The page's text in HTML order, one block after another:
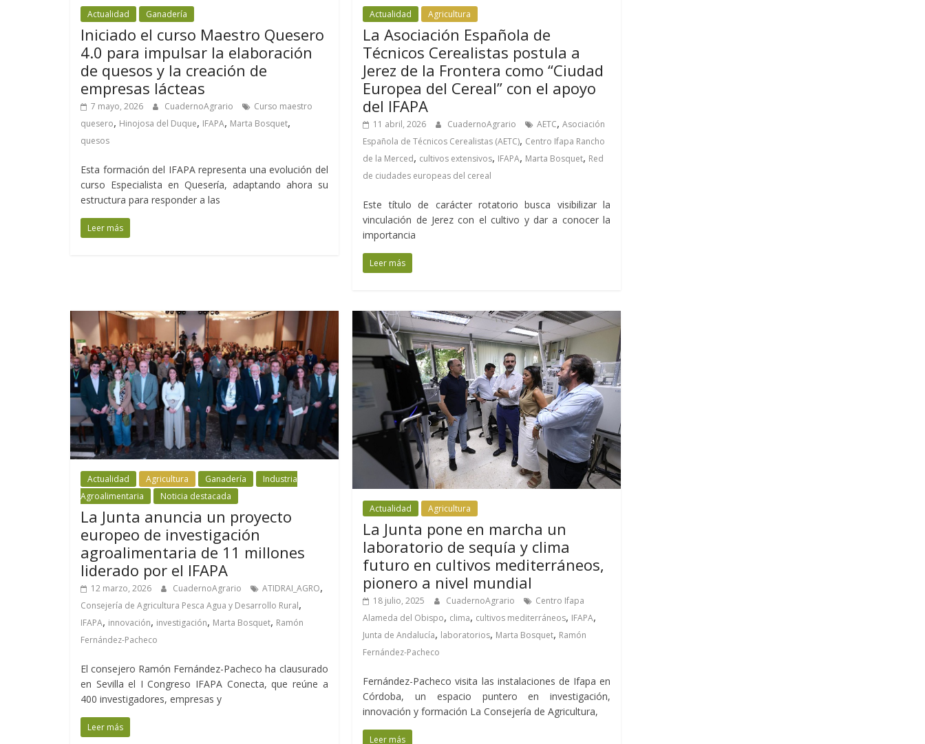
Actualidad Ganadería
Iniciado el curso Maestro Quesero
4.0 para impulsar la elaboración
de quesos y la creación de
empresas lácteas
7 mayo, 2026 CuadernoAgrario
Curso maestro
quesero, Hinojosa del Duque, IFAPA, Marta Bosquet,
quesos
Esta formación del IFAPA representa una evolución del
curso Especialista en Quesería, adaptando ahora su
estructura para responder a las
Leer más
Actualidad Agricultura
La Asociación Española de
Técnicos Cerealistas postula a
Jerez de la Frontera como “Ciudad
Europea del Cereal” con el apoyo
del IFAPA
11 abril, 2026 CuadernoAgrario AETC,Asociación
Española de Técnicos Cerealistas (AETC), Centro Ifapa Rancho
de la Merced, cultivos extensivos, IFAPA, Marta Bosquet, Red
de ciudades europeas del cereal
Este título de carácter rotatorio busca visibilizar la
vinculación de Jerez con el cultivo y dar a conocer la
importancia
Leer más
Actualidad Agricultura Ganadería
Industria
Agroalimentaria
Noticia destacada
La Junta anuncia un proyecto
europeo de investigación
agroalimentaria de 11 millones
liderado por el IFAPA
12 marzo, 2026 CuadernoAgrario ATIDRAI_AGRO,
Consejería de Agricultura Pesca Agua y Desarrollo Rural,
IFAPA, innovación, investigación, Marta Bosquet, Ramón
Fernández-Pacheco
El consejero Ramón Fernández-Pacheco ha clausurado
en Sevilla el I Congreso IFAPA Conecta, que reúne a
400 investigadores, empresas y
Leer más
Actualidad Agricultura
La Junta pone en marcha un
laboratorio de sequía y clima
futuro en cultivos mediterráneos,
pionero a nivel mundial
18 julio, 2025 CuadernoAgrario
Centro Ifapa
Alameda del Obispo, clima, cultivos mediterráneos, IFAPA,
Junta de Andalucía, laboratorios, Marta Bosquet, Ramón
Fernández-Pacheco
Fernández-Pacheco visita las instalaciones de Ifapa en
Córdoba, un espacio puntero en investigación,
innovación y formación La Consejería de Agricultura,
Leer más